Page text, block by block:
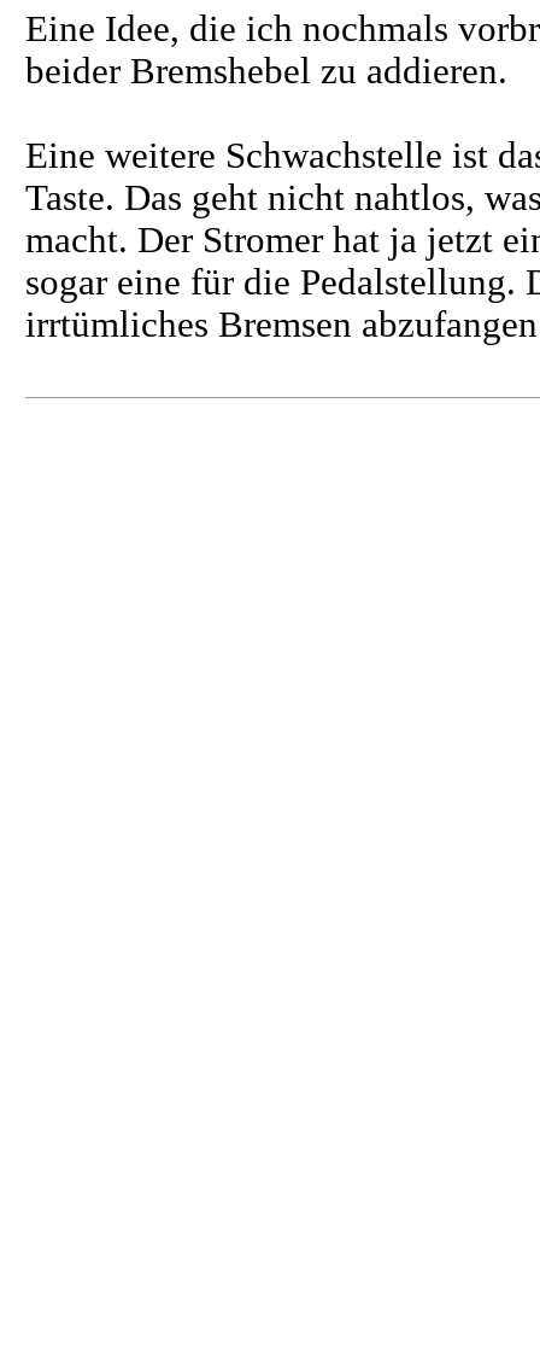
Eine Idee, die ich nochmals
beider Bremshebel zu addieren.
Eine weitere Schwachstelle ist
Taste. Das geht nicht nahtlos,
macht. Der Stromer hat ja jetzt
sogar eine für die Pedalstellung.
irrtümliches Bremsen